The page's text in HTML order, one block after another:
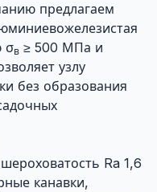
предлагаем
σв ≥ 500 МПа и
узлу
без образования
Ra 1,6
канавки,